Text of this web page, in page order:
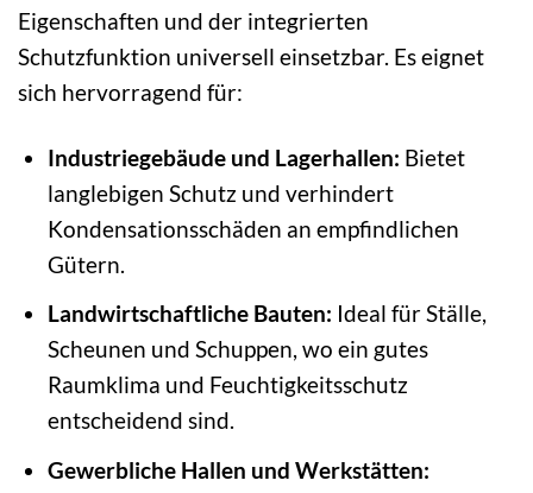
Eigenschaften und der integrierten
Schutzfunktion universell einsetzbar. Es eignet
sich hervorragend für:
Industriegebäude und Lagerhallen: Bietet
langlebigen Schutz und verhindert
Kondensationsschäden an empfindlichen
Gütern.
Landwirtschaftliche Bauten: Ideal für Ställe,
Scheunen und Schuppen, wo ein gutes
Raumklima und Feuchtigkeitsschutz
entscheidend sind.
Gewerbliche Hallen und Werkstätten: